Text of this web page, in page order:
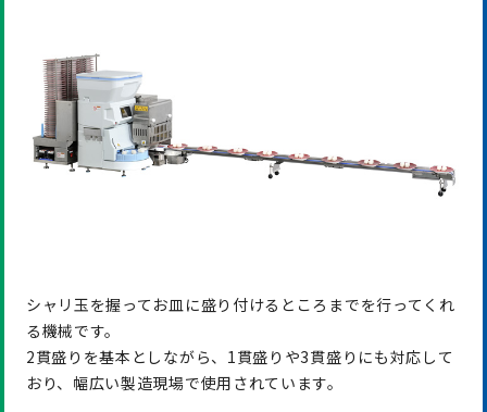
シャリ玉を握ってお皿に盛り付けるところまでを行ってくれ
る機械です。
2貫盛りを基本としながら、1貫盛りや3貫盛りにも対応して
おり、幅広い製造現場で使用されています。